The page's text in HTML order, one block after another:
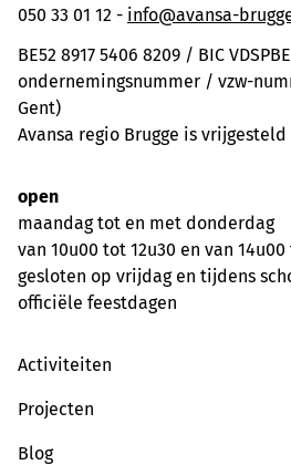
050 33 01 12 - info@avansa-
BE52 8917 5406 8209 / BIC
ondernemingsnummer / vzw-
Gent)
Avansa regio Brugge is
open
maandag tot en met donderdag
van 10u00 tot 12u30 en van 14u00
gesloten op vrijdag en tijdens
officiële feestdagen
Activiteiten
Projecten
Blog